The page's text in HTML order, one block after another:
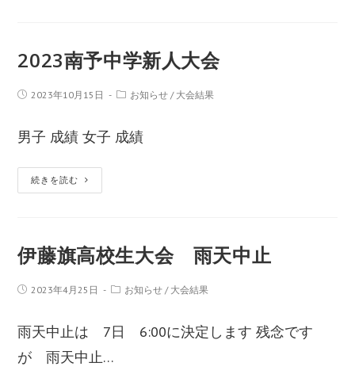
2023南予中学新人大会
2023年10月15日 お知らせ / 大会結果
男子 成績 女子 成績
続きを読む
伊藤旗高校生大会 雨天中止
2023年4月25日 お知らせ / 大会結果
雨天中止は 7日 6:00に決定します 残念です
が 雨天中止…